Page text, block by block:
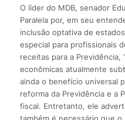
O líder do MDB, senador
Paralela por, em seu
inclusão optativa de
especial para profissionais
receitas para a Previdência,
econômicas atualmente
ainda o benefício universal
reforma da Previdência e a
fiscal. Entretanto, ele